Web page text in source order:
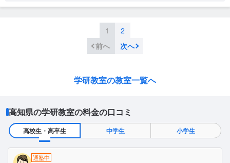
1
2
前へ
次へ
学研教室の教室一覧へ
高知県の学研教室の料金の口コミ
高校生・高卒生 中学生 小学生
通塾中